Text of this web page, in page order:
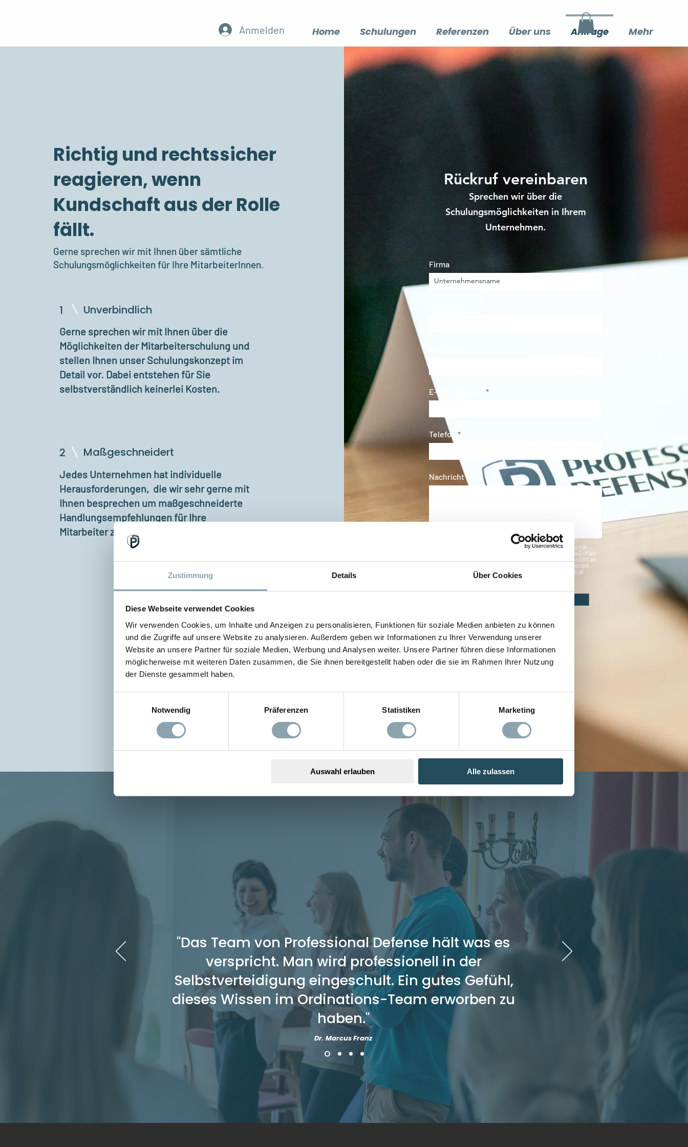
Zustimmung Details Über Cookies
Diese Webseite verwendet Cookies
Wir verwenden Cookies, um Inhalte und Anzeigen zu personalisieren, Funktionen für soziale Medien anbieten zu können
und die Zugriffe auf unsere Website zu analysieren. Außerdem geben wir Informationen zu Ihrer Verwendung unserer
Website an unsere Partner für soziale Medien, Werbung und Analysen weiter. Unsere Partner führen diese Informationen
möglicherweise mit weiteren Daten zusammen, die Sie ihnen bereitgestellt haben oder die sie im Rahmen Ihrer Nutzung
der Dienste gesammelt haben.
Notwendig
Präferenzen Statistiken Marketing
Auswahl erlauben Alle zulassen
Anmelden Home Schulungen Referenzen Über uns Anfrage Mehr
Richtig und rechtssicher
reagieren, wenn
Kundschaft aus der Rolle
fällt.
Gerne sprechen wir mit Ihnen über sämtliche
Schulungsmöglichkeiten für Ihre MitarbeiterInnen.
1 Unverbindlich
Gerne sprechen wir mit Ihnen über die
Möglichkeiten der Mitarbeiterschulung und
stellen Ihnen unser Schulungskonzept im
Detail vor. Dabei entstehen für Sie
selbstverständlich keinerlei Kosten.
2 Maßgeschneidert
Jedes Unternehmen hat individuelle
Herausforderungen, die wir sehr gerne mit
Ihnen besprechen um maßgeschneiderte
Handlungsempfehlungen für Ihre
Mitarbeiter zusammenzustellen.
Rückruf vereinbaren
Sprechen wir über die
Schulungsmöglichkeiten in Ihrem
Unternehmen.
Firma
E-Mail-Adresse
Telefon
Nachricht
Ja, ich bin damit einverstanden, dass die Professional
Defense GmbH meine Daten speichert und mich via E-Mail
oder telefonisch kontaktiert. Meine Daten werden nicht an
Dritte weitergegeben und eine Löschung kann jederzeit
durch eine E-Mail an office@professional-defense.at
beantragt werden. *
"Das Team von Professional Defense hält was es
verspricht. Man wird professionell in der
Selbstverteidigung eingeschult. Ein gutes Gefühl,
dieses Wissen im Ordinations-Team erworben zu
haben."
Dr. Marcus Franz